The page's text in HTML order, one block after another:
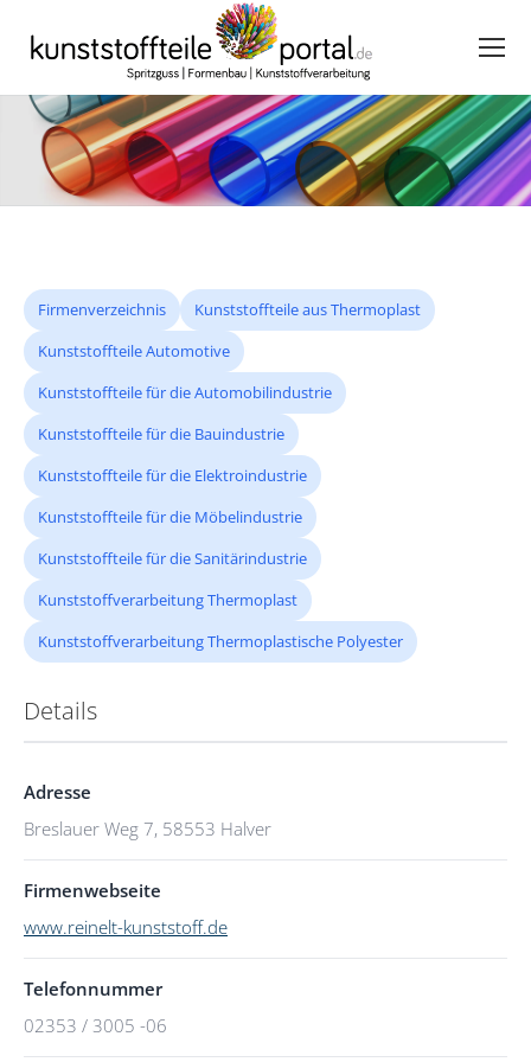
Firmenverzeichnis
Kunststoffteile aus Thermoplast
Kunststoffteile Automotive
Kunststoffteile für die Automobilindustrie
Kunststoffteile für die Bauindustrie
Kunststoffteile für die Elektroindustrie
Kunststoffteile für die Möbelindustrie
Kunststoffteile für die Sanitärindustrie
Kunststoffverarbeitung Thermoplast
Kunststoffverarbeitung Thermoplastische Polyester
Details
Adresse
Breslauer Weg 7, 58553 Halver
Firmenwebseite
www.reinelt-kunststoff.de
Telefonnummer
02353 / 3005 -06